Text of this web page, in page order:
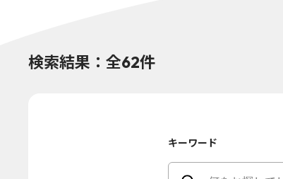
検索結果：全62件
キーワード